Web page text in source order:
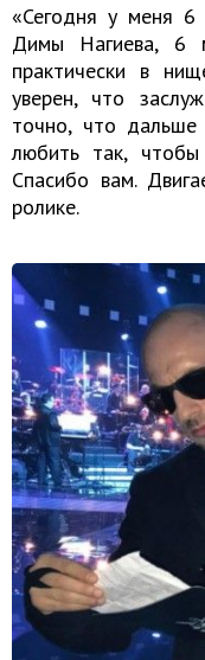
«Сегодня у меня 6
Димы Нагиева, 6
практически в
уверен, что
точно, что дальше
любить так,
Спасибо вам.
ролике.